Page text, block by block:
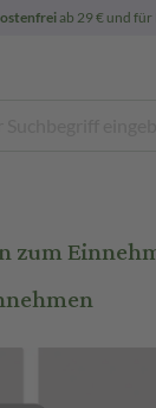
ab 29 € und für
zum